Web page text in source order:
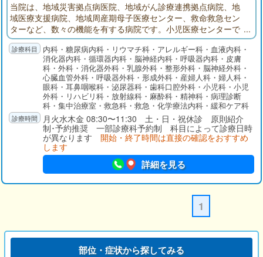
当院は、地域災害拠点病医院、地域がん診療連携拠点病院、地
域医療支援病院、地域周産期母子医療センター、救命救急セン
ターなど、数々の機能を有する病院です。小児医療センターで
は、千葉大学附属病院をはじめ、千葉県こども病院などと並ん
で千葉県小児医療の中核病院に位置付けられており、千葉県北
西部の広域医療圏における高度で専門的な小児医療を担ってい
内科・糖尿病内科・リウマチ科・アレルギー科・血液内科・
消化器内科・循環器内科・脳神経内科・呼吸器内科・皮膚
科・外科・消化器外科・乳腺外科・整形外科・脳神経外科・
心臓血管外科・呼吸器外科・形成外科・産婦人科・婦人科・
眼科・耳鼻咽喉科・泌尿器科・歯科口腔外科・小児科・小児
外科・リハビリ科・放射線科・麻酔科・精神科・病理診断
科・集中治療室・救急科・救急・化学療法内科・緩和ケア科
月火水木金 08:30〜11:30 土・日・祝休診 原則紹介
制･予約推奨 一部診療科予約制 科目によって診療日時
が異なります 開始・終了時間は直接の確認をおすすめ
します
詳細を見る
1
部位・症状から探してみる